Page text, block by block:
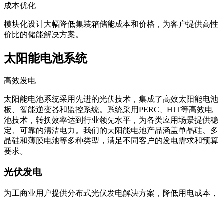
成本优化
模块化设计大幅降低集装箱储能成本和价格，为客户提供高性
价比的储能解决方案。
太阳能电池系统
高效发电
太阳能电池系统采用先进的光伏技术，集成了高效太阳能电池
板、智能逆变器和监控系统。系统采用PERC、HJT等高效电
池技术，转换效率达到行业领先水平，为各类应用场景提供稳
定、可靠的清洁电力。我们的太阳能电池产品涵盖单晶硅、多
晶硅和薄膜电池等多种类型，满足不同客户的发电需求和预算
要求。
光伏发电
为工商业用户提供分布式光伏发电解决方案，降低用电成本，